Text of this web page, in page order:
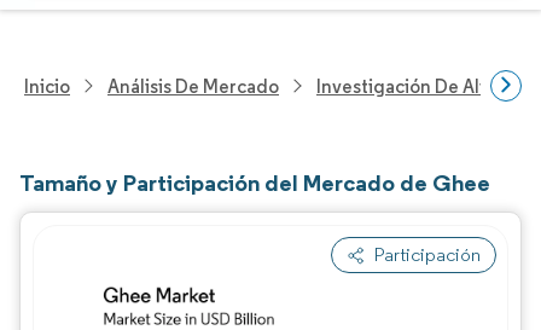
Inicio Análisis De Mercado Investigación De
Tamaño y Participación del Mercado de Ghee
Participación